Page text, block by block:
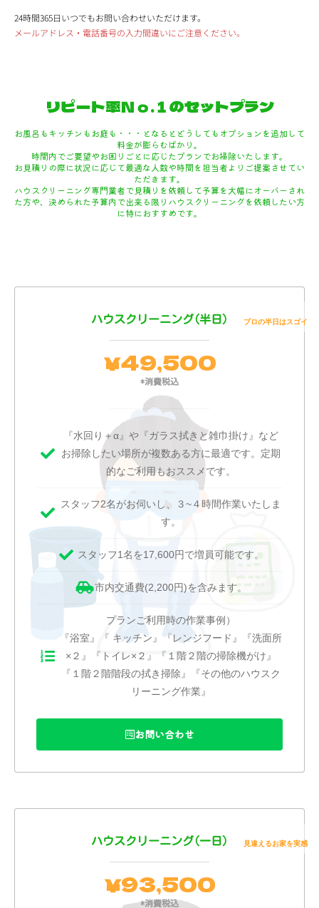
24時間365日いつでもお問い合わせいただけます。
メールアドレス・電話番号の入力間違いにご注意ください。
リピート率Ｎｏ.１のセットプラン
お風呂もキッチンもお庭も・・・となるとどうしてもオプションを追加して
料金が膨らむばかり。
時間内でご要望やお困りごとに応じたプランでお掃除いたします。
お見積りの際に状況に応じて最適な人数や時間を担当者よりご提案させてい
ただきます。
ハウスクリーニング専門業者で見積りを依頼して予算を大幅にオーバーされ
た方や、決められた予算内で出来る限りハウスクリーニングを依頼したい方
に特におすすめです。
ハウスクリーニング(半日)
￥49,500
*消費税込
『水回り＋α』や『ガラス拭きと雑巾掛け』など
お掃除したい場所が複数ある方に最適です。定期
的なご利用もおススメです。
スタッフ2名がお伺いし、３~４時間作業いたしま
す。
スタッフ1名を17,600円で増員可能です。
市内交通費(2,200円)を含みます。
プランご利用時の作業事例）
『浴室』『 キッチン』『レンジフード』『洗面所
×２』『トイレ×２』『１階２階の掃除機がけ』
『１階２階階段の拭き掃除』『その他のハウスク
リーニング作業』
お問い合わせ
ハウスクリーニング(一日)
￥93,500
*消費税込